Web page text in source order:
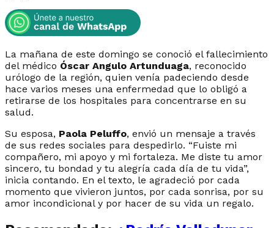
La mañana de este domingo se conoció el fallecimiento
del médico Óscar Angulo Artunduaga, reconocido
urólogo de la región, quien venía padeciendo desde
hace varios meses una enfermedad que lo obligó a
retirarse de los hospitales para concentrarse en su
salud.
Su esposa, Paola Peluffo, envió un mensaje a través
de sus redes sociales para despedirlo. “Fuiste mi
compañero, mi apoyo y mi fortaleza. Me diste tu amor
sincero, tu bondad y tu alegría cada día de tu vida”,
inicia contando. En el texto, le agradeció por cada
momento que vivieron juntos, por cada sonrisa, por su
amor incondicional y por hacer de su vida un regalo.